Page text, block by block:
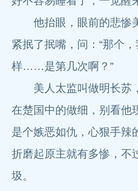
他抬眼，眼前的悲惨
紧抿了抿嘴，问：“那个
样……是第几次啊？”
美人太监叫做明长苏
在楚国中的做细，别看他
是个嫉恶如仇，心狠手辣
折磨起原主就有多惨，不
圾。